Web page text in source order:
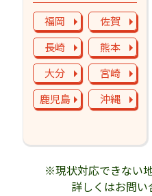
福岡
佐賀
長崎
熊本
大分
宮崎
鹿児島
沖縄
※現状対応できない
詳しくはお問い